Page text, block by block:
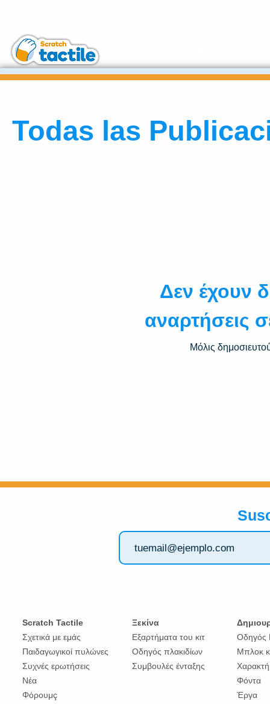
Todas las
Δεν έχουν
αναρτήσεις
Μόλις
Scratch Tactile
Σχετικά με εμάς
Παιδαγωγικοί πυλώνες
Συχνές ερωτήσεις
Νέα
Φόρουμç
Ξεκίνα
Εξαρτήματα του κιτ
Οδηγός πλακιδίων
Συμβουλές ένταξης
Οδηγός
Μπλοκ
Φόντα
Έργα